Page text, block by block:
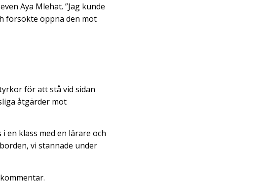
Aya Mlehat. ”Jag kunde
försökte öppna den mot
för att stå vid sidan
åtgärder mot
en klass med en lärare och
vi stannade under